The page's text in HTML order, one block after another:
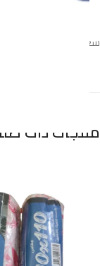
سعر القطعه
منتجات ذات